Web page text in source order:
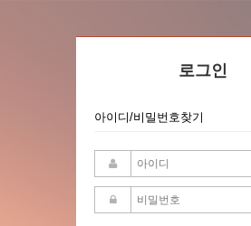
로그인
아이디/비밀번호찾기